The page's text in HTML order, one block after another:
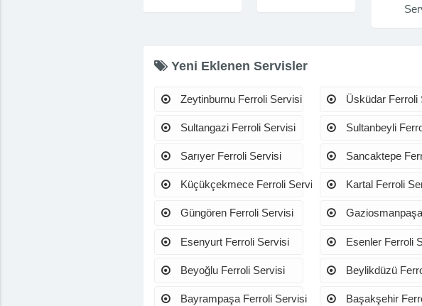
Yeni Eklenen Servisler
Zeytinburnu Ferroli Servisi Üsküdar Ferroli
Sultangazi Ferroli Servisi Sultanbeyli
Sarıyer Ferroli Servisi Sancaktepe
Küçükçekmece Ferroli Servisi Kartal Ferroli
Güngören Ferroli Servisi
Esenyurt Ferroli Servisi Esenler Ferroli
Beyoğlu Ferroli Servisi Beylikdüzü
Bayrampaşa Ferroli Servisi Başakşehir